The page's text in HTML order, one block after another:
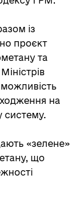
із
проєкт
та
на
систему.
«зелене»
що